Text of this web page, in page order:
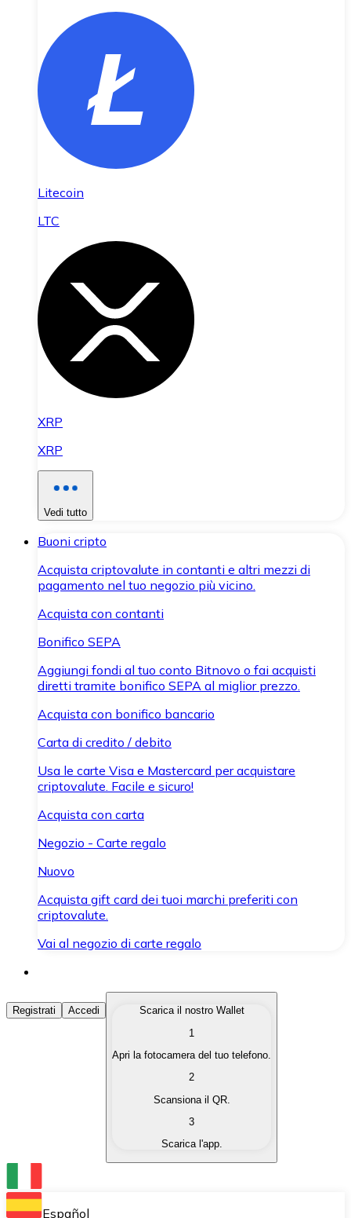
Litecoin
LTC
XRP
XRP
Vedi tutto
Buoni cripto
Acquista criptovalute in contanti e altri mezzi di
pagamento nel tuo negozio più vicino.
Acquista con contanti
Bonifico SEPA
Aggiungi fondi al tuo conto Bitnovo o fai acquisti
diretti tramite bonifico SEPA al miglior prezzo.
Acquista con bonifico bancario
Carta di credito / debito
Usa le carte Visa e Mastercard per acquistare
criptovalute. Facile e sicuro!
Acquista con carta
Negozio - Carte regalo
Nuovo
Acquista gift card dei tuoi marchi preferiti con
criptovalute.
Vai al negozio di carte regalo
Acquista Criptovalute
Acquista le criptovalute che ti interessano in modo
Converti le tue criptovalute in valuta fiat quando ne
Scambia una criptovaluta con un'altra
Conserva le tue cripto in un Wallet self-custodial.
Registrati Accedi
Scarica il nostro Wallet
1
Apri la fotocamera del tuo telefono.
2
Scansiona il QR.
3
Scarica l'app.
Español